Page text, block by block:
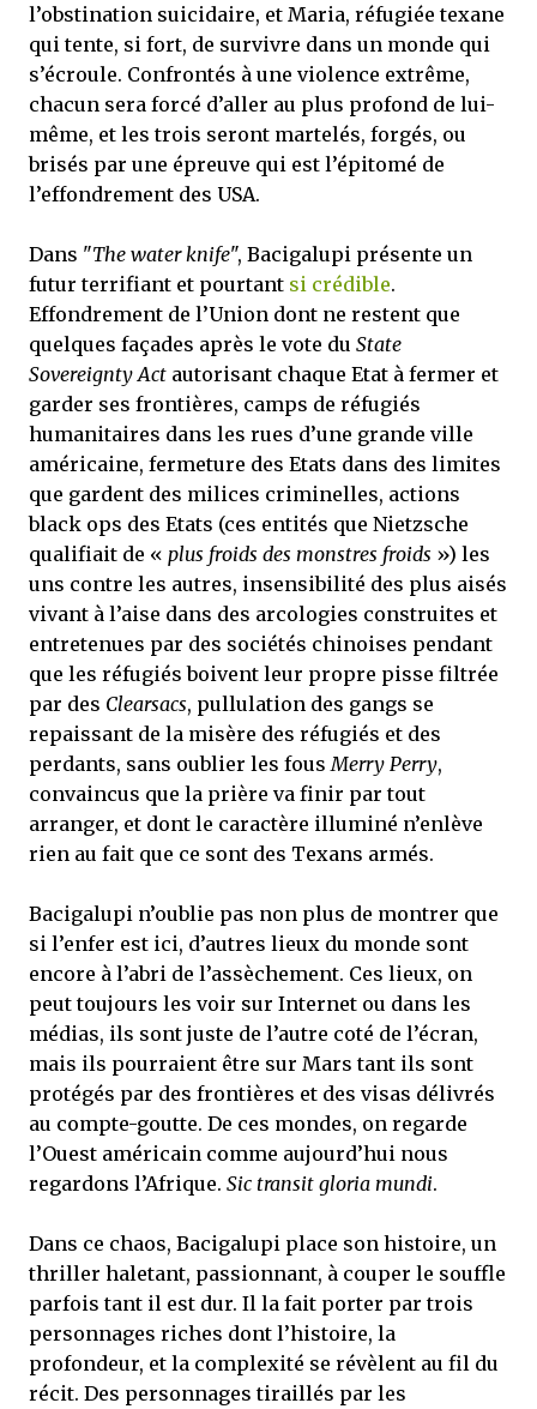
l’obstination suicidaire, et Maria, réfugiée texane
qui tente, si fort, de survivre dans un monde qui
s’écroule. Confrontés à une violence extrême,
chacun sera forcé d’aller au plus profond de lui-
même, et les trois seront martelés, forgés, ou
brisés par une épreuve qui est l’épitomé de
l’effondrement des USA.
Dans "The water knife", Bacigalupi présente un
futur terrifiant et pourtant si crédible.
Effondrement de l’Union dont ne restent que
quelques façades après le vote du State
Sovereignty Act autorisant chaque Etat à fermer et
garder ses frontières, camps de réfugiés
humanitaires dans les rues d’une grande ville
américaine, fermeture des Etats dans des limites
que gardent des milices criminelles, actions
black ops des Etats (ces entités que Nietzsche
qualifiait de « plus froids des monstres froids ») les
uns contre les autres, insensibilité des plus aisés
vivant à l’aise dans des arcologies construites et
entretenues par des sociétés chinoises pendant
que les réfugiés boivent leur propre pisse filtrée
par des Clearsacs, pullulation des gangs se
repaissant de la misère des réfugiés et des
perdants, sans oublier les fous Merry Perry,
convaincus que la prière va finir par tout
arranger, et dont le caractère illuminé n’enlève
rien au fait que ce sont des Texans armés.
Bacigalupi n’oublie pas non plus de montrer que
si l’enfer est ici, d’autres lieux du monde sont
encore à l’abri de l’assèchement. Ces lieux, on
peut toujours les voir sur Internet ou dans les
médias, ils sont juste de l’autre coté de l’écran,
mais ils pourraient être sur Mars tant ils sont
protégés par des frontières et des visas délivrés
au compte-goutte. De ces mondes, on regarde
l’Ouest américain comme aujourd’hui nous
regardons l’Afrique. Sic transit gloria mundi.
Dans ce chaos, Bacigalupi place son histoire, un
thriller haletant, passionnant, à couper le souffle
parfois tant il est dur. Il la fait porter par trois
personnages riches dont l’histoire, la
profondeur, et la complexité se révèlent au fil du
récit. Des personnages tiraillés par les